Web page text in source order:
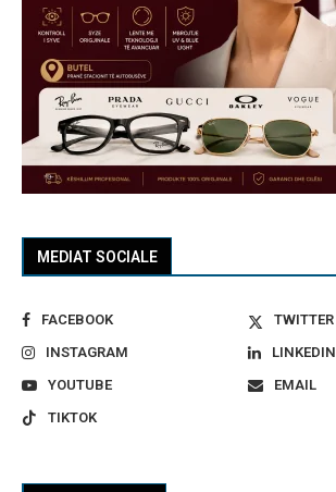
MEDIAT SOCIALE
FACEBOOK
TWITTER
INSTAGRAM
LINKEDIN
YOUTUBE
EMAIL
TIKTOK